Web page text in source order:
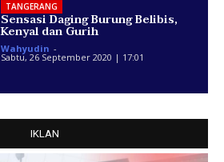
TANGERANG
Sensasi Daging Burung Belibis,
Kenyal dan Gurih
Wahyudin -
Sabtu, 26 September 2020 | 17:01
IKLAN